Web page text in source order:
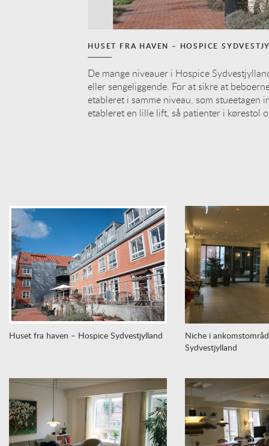
HUSET FRA HAVEN – HOSPICE
De mange niveauer i Hospice
eller sengeliggende. For at sikre at
etableret i samme niveau, som stueetagen
etableret en lille lift, så patienter i kørestol
Huset fra haven – Hospice Sydvestjylland
Niche i
Sydvestjylland